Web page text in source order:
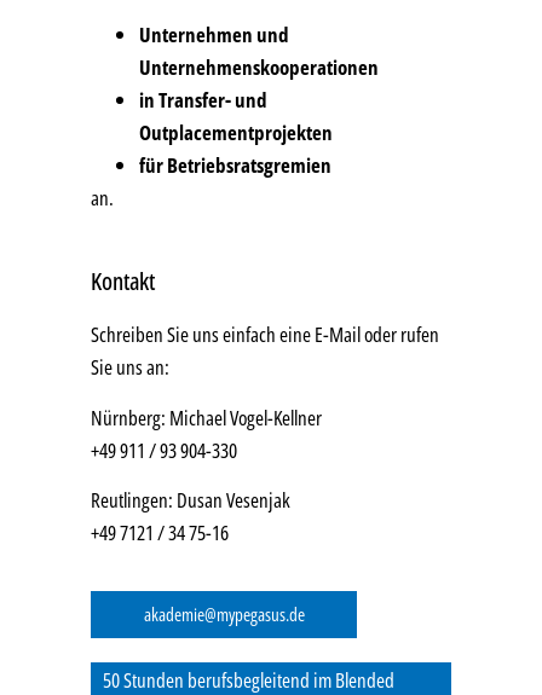
Unternehmen und
Unternehmenskooperationen
in Transfer- und
Outplacementprojekten
für Betriebsratsgremien
an.
Kontakt
Schreiben Sie uns einfach eine E-Mail oder rufen
Sie uns an:
Nürnberg: Michael Vogel-Kellner
+49 911 / 93 904-330
Reutlingen: Dusan Vesenjak
+49 7121 / 34 75-16
akademie@mypegasus.de
50 Stunden berufsbegleitend im Blended